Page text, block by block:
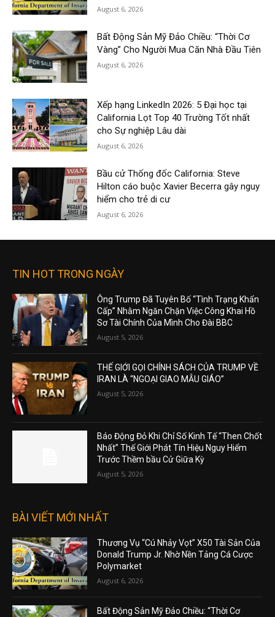
August 6, 2026
Bất Động Sản Mỹ Đảo Chiều: “Thời Cơ
Vàng” Cho Người Mua Căn Nhà Đầu Tiên
August 6, 2026
Xếp hạng LinkedIn 2026: 5 Đại học tại
California Lọt Top 40 Trường Tốt nhất
cho Sự nghiệp Lâu dài
August 6, 2026
Bầu cử Thống đốc California: Steve
Hilton cáo buộc Xavier Becerra gây nguy
hiểm cho trẻ di cư
August 6, 2026
TIN HOT TRONG NGÀY
Ông Trump Đã Tuyên Bố “Tình Trạng Khẩn
Cấp” Nhằm Ngăn Chặn Việc Công Khai Hồ
Sơ Tài Chính Của Mình Cho Đài BBC
August 5, 2026
THẾ GIỚI GỌI CHÍNH SÁCH CỦA TRUMP VỀ
IRAN LÀ “NGOẠI GIAO MẪU GIÁO”
August 5, 2026
Báo Động Đỏ Khi Chỉ Số Kinh Tế “Then Chốt
Nhất” Thế Giới Phát Tín Hiệu Nguy Hiểm
Trước Thềm bầu Cử Giữa Kỳ
August 5, 2026
BÀI VIẾT MỚI NHẤT
Thương Vụ “Cú Nhảy Vọt” X50 Tài Sản Của
Donald Trump Jr. Nhờ Nền Tảng Cá Cược
Polymarket
August 6, 2026
Bất Động Sản Mỹ Đảo Chiều: “Thời Cơ